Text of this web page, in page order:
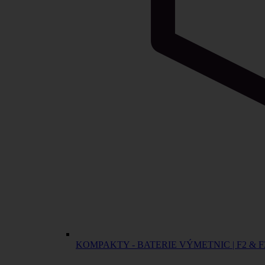
KOMPAKTY - BATERIE VÝMETNIC | F2 &